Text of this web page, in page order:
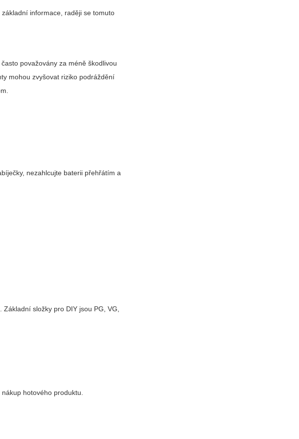
informace, raději se tomuto
považovány za méně škodlivou
mohou zvyšovat riziko podráždění
nezahlcujte baterii přehřátím a
složky pro DIY jsou PG, VG,
hotového produktu.